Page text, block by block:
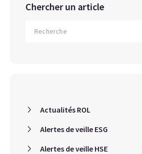
Chercher un article
Actualités ROL
Alertes de veille ESG
Alertes de veille HSE